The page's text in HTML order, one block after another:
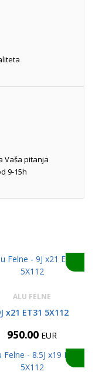
Vaša pitanja
9-15h
ALU FELNE
x21 ET31 5X112
950.00 EUR